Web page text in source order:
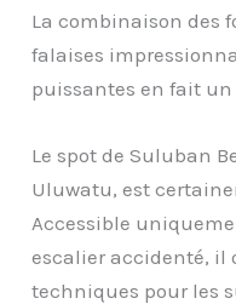
La combinaison des
falaises
puissantes en fait
Le spot de Suluban
Uluwatu, est
Accessible
escalier accidenté, il
techniques pour les